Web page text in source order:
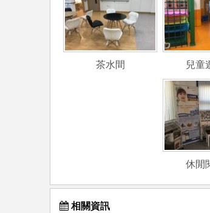
茶水間 兒童
休閒
相關資訊